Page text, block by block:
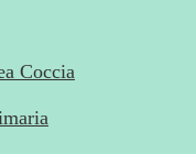
Coccia